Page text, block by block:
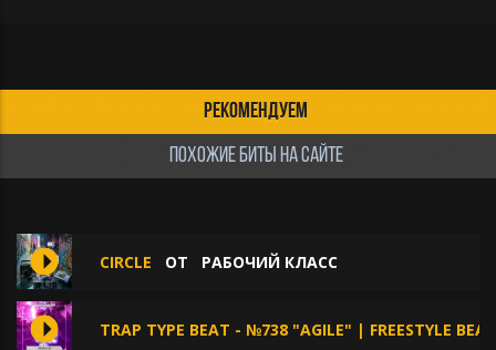
РЕКОМЕНДУЕМ
ПОХОЖИЕ БИТЫ НА САЙТЕ
CIRCLE ОТ РАБОЧИЙ КЛАСС
TRAP TYPE BEAT - №738 "AGILE" | FREESTYLE